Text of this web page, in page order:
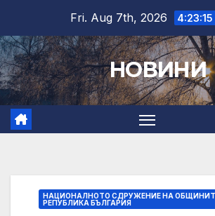
content
Fri. Aug 7th, 2026 4:23:16
НОВИНИ
НАЦИОНАЛНОТО СДРУЖЕНИЕ НА
РЕПУБЛИКА БЪЛГАРИЯ